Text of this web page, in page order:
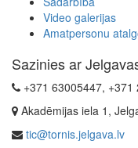
Video galerijas
Amatpersonu
Sazinies ar
+371 63005447, +371
Akadēmijas iela 1,
tic@tornis.jelgava.lv